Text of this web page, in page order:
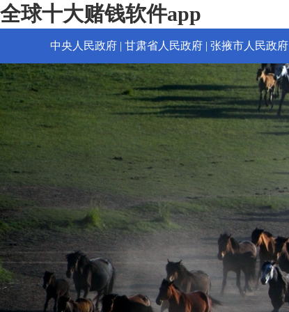
全球十大赌钱软件app
中央人民政府 | 甘肃省人民政府 | 张掖市人民政府